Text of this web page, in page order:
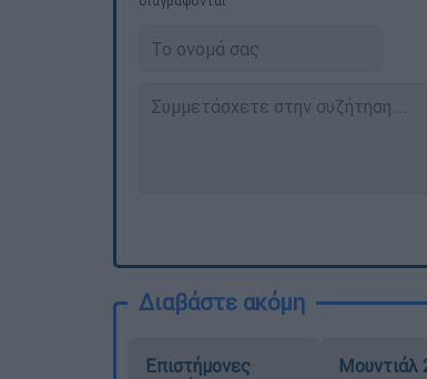
Διαβάστε ακόμη
Επιστήμονες
Μουντιάλ